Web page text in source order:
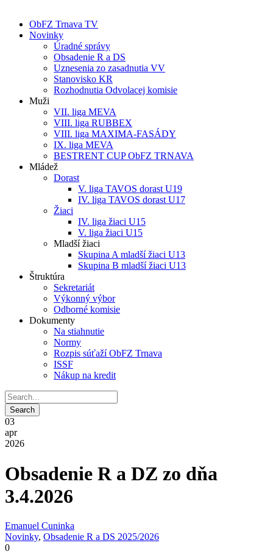
ObFZ Trnava TV
Novinky
Úradné správy
Obsadenie R a DS
Uznesenia zo zasadnutia VV
Stanovisko KR
Rozhodnutia Odvolacej komisie
Muži
VII. liga MEVA
VIII. liga RUBBEX
VIII. liga MAXIMA-FASÁDY
IX. liga MEVA
BESTRENT CUP ObFZ TRNAVA
Mládež
Dorast
V. liga TAVOS dorast U19
IV. liga TAVOS dorast U17
Žiaci
IV. liga žiaci U15
V. liga žiaci U15
Mladší žiaci
Skupina A mladší žiaci U13
Skupina B mladší žiaci U13
Štruktúra
Sekretariát
Výkonný výbor
Odborné komisie
Dokumenty
Na stiahnutie
Normy
Rozpis súťaží ObFZ Trnava
ISSF
Nákup na kredit
03
apr
2026
Obsadenie R a DZ zo dňa
3.4.2026
Emanuel Cuninka
Novinky, Obsadenie R a DS 2025/2026
0